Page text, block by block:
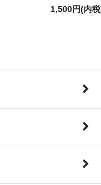
1,500円(内